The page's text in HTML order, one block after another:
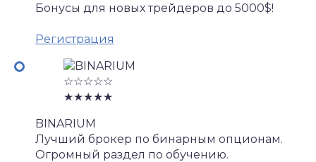
Бонусы для новых трейдеров до 5000$!
Регистрация
☆☆☆☆☆
★★★★★
BINARIUM
Лучший брокер по бинарным опционам.
Огромный раздел по обучению.